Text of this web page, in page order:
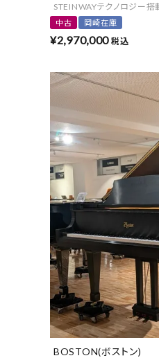
STEINWAYテクノロジー搭
中古 岡崎在庫
¥2,970,000 税込
BOSTON(ボストン)